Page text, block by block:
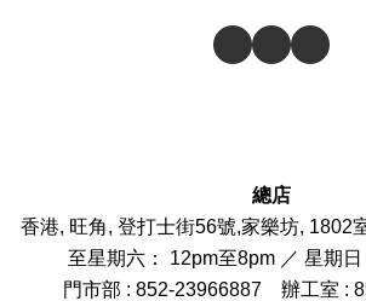
總店
香港, 旺角, 登打士街56號,家樂坊,
至星期六： 12pm至8pm ／ 星期
門市部 : 852-23966887 辦工室 :